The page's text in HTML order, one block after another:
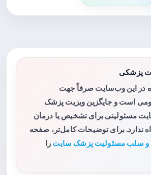
پزشکی
در این وب‌سایت صرفاً جهت
است و جایگزین ویزیت پزشک
مسئولیتی برای تشخیص یا درمان
ندارد. برای توضیحات کامل‌تر، صفحه
سلب مسئولیت پزشک سایت را